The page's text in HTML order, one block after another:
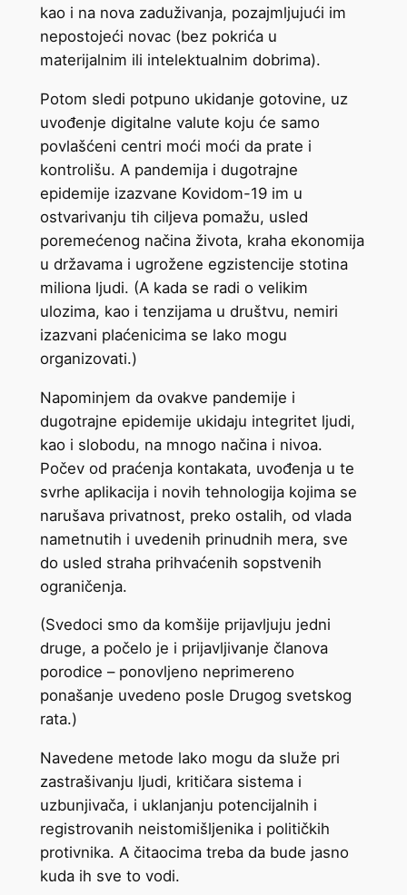
kao i na nova zaduživanja, pozajmljujući im
nepostojeći novac (bez pokrića u
materijalnim ili intelektualnim dobrima).
Potom sledi potpuno ukidanje gotovine, uz
uvođenje digitalne valute koju će samo
povlašćeni centri moći moći da prate i
kontrolišu. A pandemija i dugotrajne
epidemije izazvane Kovidom-19 im u
ostvarivanju tih ciljeva pomažu, usled
poremećenog načina života, kraha ekonomija
u državama i ugrožene egzistencije stotina
miliona ljudi. (A kada se radi o velikim
ulozima, kao i tenzijama u društvu, nemiri
izazvani plaćenicima se lako mogu
organizovati.)
Napominjem da ovakve pandemije i
dugotrajne epidemije ukidaju integritet ljudi,
kao i slobodu, na mnogo načina i nivoa.
Počev od praćenja kontakata, uvođenja u te
svrhe aplikacija i novih tehnologija kojima se
narušava privatnost, preko ostalih, od vlada
nametnutih i uvedenih prinudnih mera, sve
do usled straha prihvaćenih sopstvenih
ograničenja.
(Svedoci smo da komšije prijavljuju jedni
druge, a počelo je i prijavljivanje članova
porodice – ponovljeno neprimereno
ponašanje uvedeno posle Drugog svetskog
rata.)
Navedene metode lako mogu da služe pri
zastrašivanju ljudi, kritičara sistema i
uzbunjivača, i uklanjanju potencijalnih i
registrovanih neistomišljenika i političkih
protivnika. A čitaocima treba da bude jasno
kuda ih sve to vodi.